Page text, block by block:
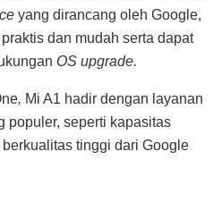
yang dirancang oleh Google,
dan mudah serta dapat
OS upgrade.
, Mi A1 hadir dengan layanan
populer, seperti kapasitas
tinggi dari Google